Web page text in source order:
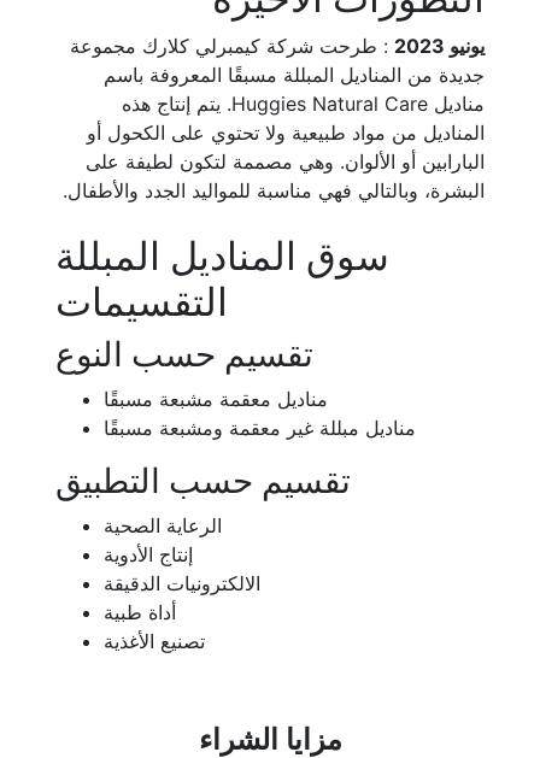
يونيو 2023
: طرحت شركة كيمبرلي كلارك مجموعة
جديدة من المناديل المبللة مسبقًا المعروفة باسم
مناديل Huggies Natural Care. يتم إنتاج هذه
المناديل من مواد طبيعية ولا تحتوي على الكحول أو
البارابين أو الألوان. وهي مصممة لتكون لطيفة على
البشرة، وبالتالي فهي مناسبة للمواليد الجدد والأطفال.
سوق المناديل المبللة
التقسيمات
تقسيم حسب النوع
مناديل معقمة مشبعة مسبقًا
مناديل مبللة غير معقمة ومشبعة مسبقًا
تقسيم حسب التطبيق
الرعاية الصحية
إنتاج الأدوية
الالكترونيات الدقيقة
أداة طبية
تصنيع الأغذية
مزايا الشراء